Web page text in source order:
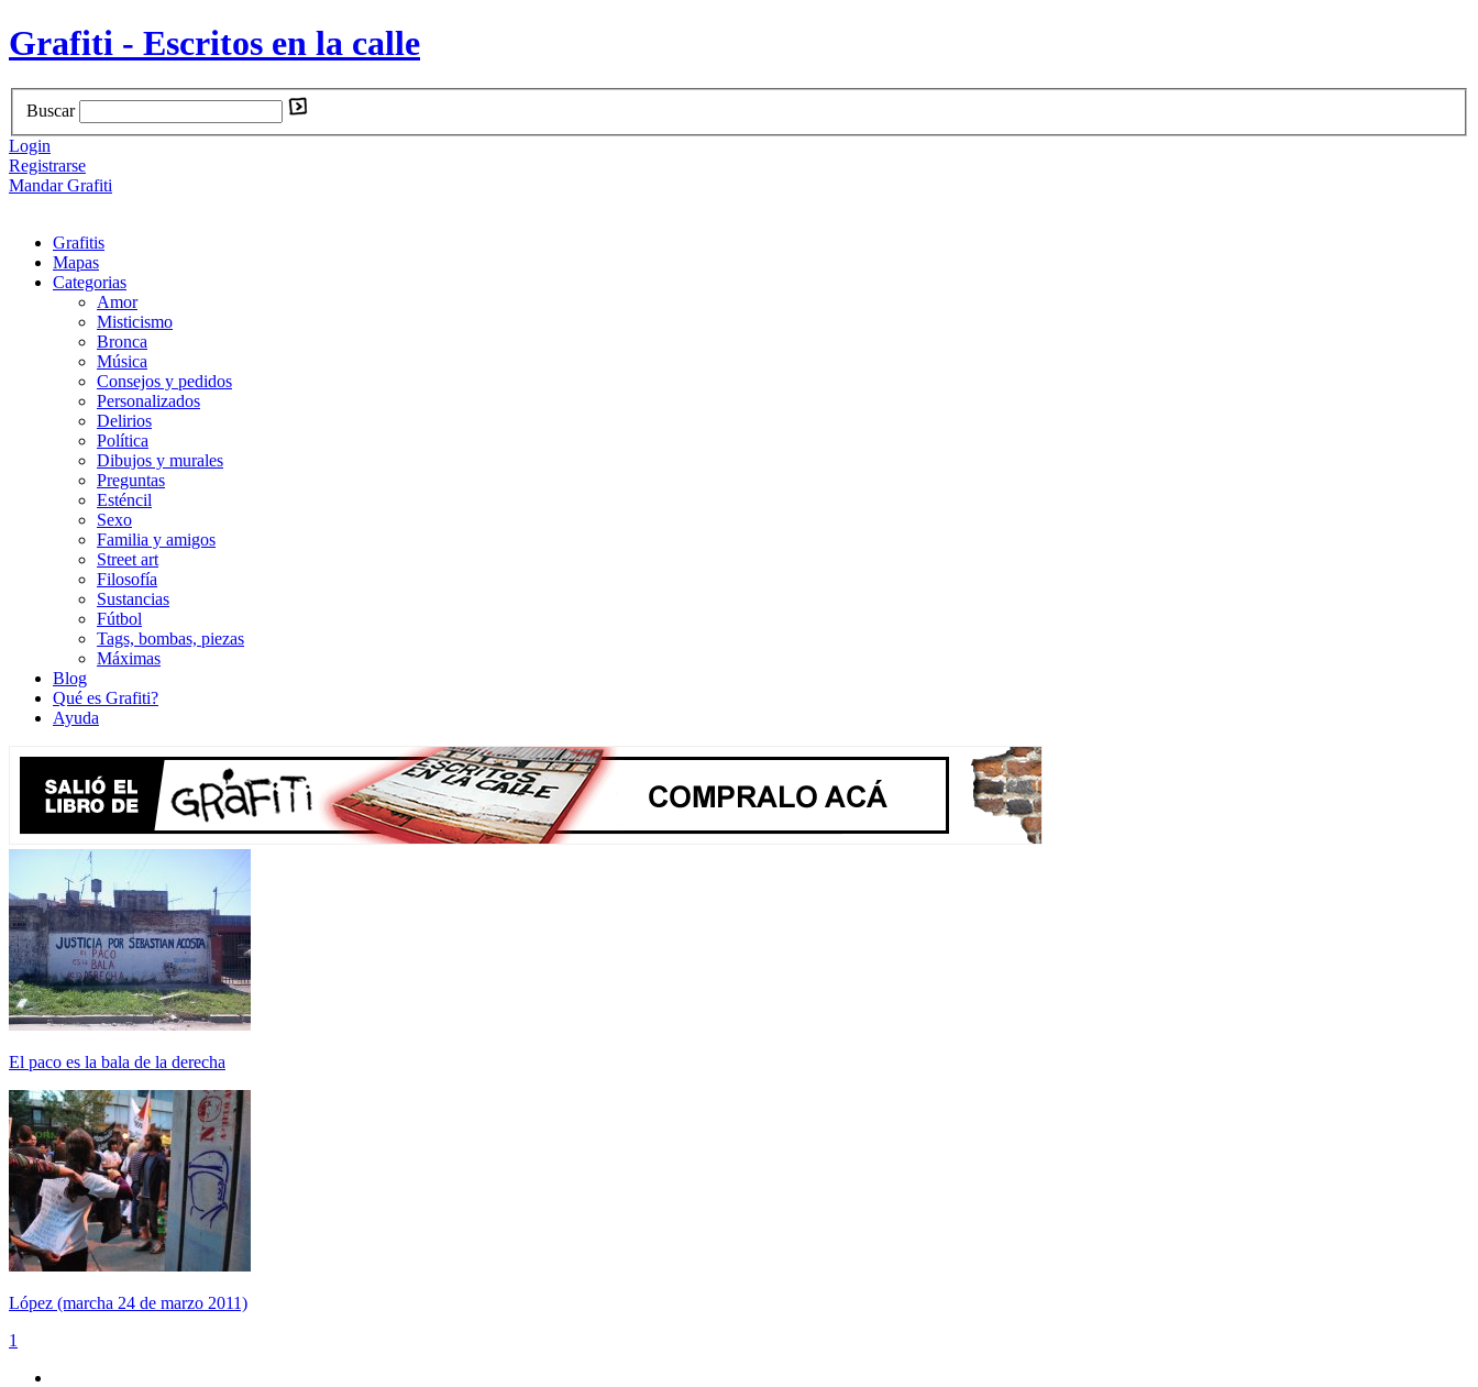
Grafiti - Escritos en la calle
Buscar
Login
Registrarse
Mandar Grafiti
Grafitis
Mapas
Categorias
Amor
Misticismo
Bronca
Música
Consejos y pedidos
Personalizados
Delirios
Política
Dibujos y murales
Preguntas
Esténcil
Sexo
Familia y amigos
Street art
Filosofía
Sustancias
Fútbol
Tags, bombas, piezas
Máximas
Blog
Qué es Grafiti?
Ayuda
El paco es la bala de la derecha
López (marcha 24 de marzo 2011)
1